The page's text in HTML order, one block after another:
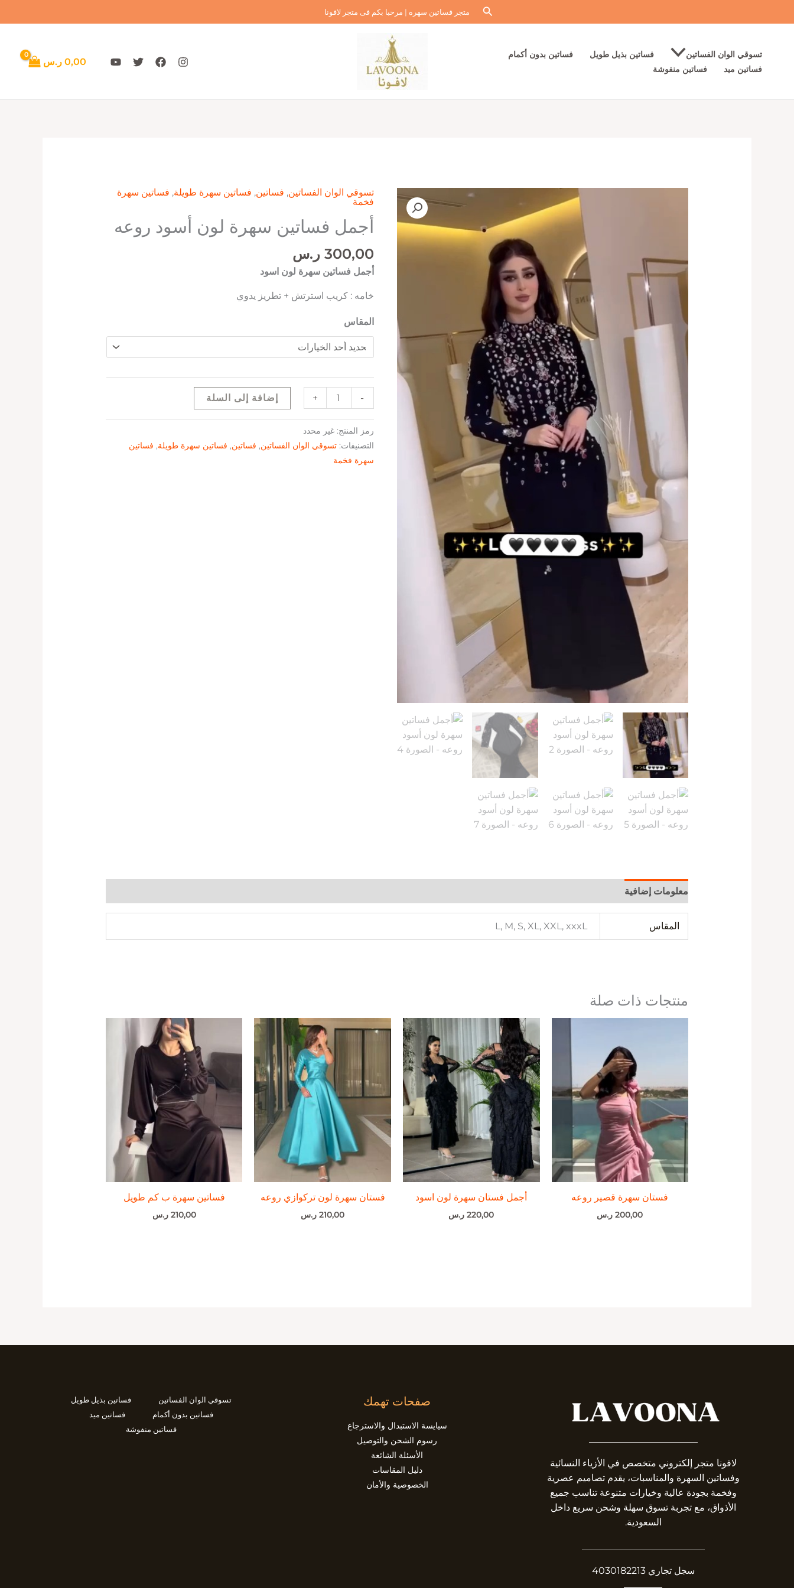
إلى
البحثمتجر فساتين سهره | مرحبا بكم فى متجر لافونا
تسوقي الوان الفساتين فساتين بذيل طويل
فساتين بدون أكمام
فساتين ميد
فساتين منفوشة
0,00 ر.س
تسوقي الوان الفساتين, فساتين, فساتين سهرة طويلة, فساتين سهرة
فخمة
أجمل فساتين سهرة لون أسود روعه
300,00 ر.س
أجمل فساتين سهرة لون اسود
خامه : كريب استرتش + تطريز يدوي
المقاس
-
أسود
+ إضافة إلى السلة
رمز المنتج:غير محدد
التصنيفات:تسوقي الوان الفساتين, فساتين, فساتين سهرة طويلة, فساتين
سهرة فخمة
معلومات إضافية
المقاس L, M, S, XL, XXL, xxxL
منتجات ذات صلة
فستان سهرة قصير روعه
200,00 ر.س
أجمل فستان سهرة لون اسود
220,00 ر.س
فستان سهرة لون تركوازي روعه
210,00 ر.س
فساتين سهرة ب كم طويل
210,00 ر.س
لافونا متجر إلكتروني متخصص في الأزياء النسائية
وفساتين السهرة والمناسبات، يقدم تصاميم عصرية
وفخمة بجودة عالية وخيارات متنوعة تناسب جميع
الأذواق، مع تجربة تسوق سهلة وشحن سريع داخل
السعودية.
سجل تجاري 4030182213
صفحات تهمك
سيايسة الاستبدال والاسترجاع
رسوم الشحن والتوصيل
الأسئلة الشائعة
دليل المقاسات
الخصوصية والأمان
تسوقي الوان الفساتين
فساتين بذيل طويل
فساتين بدون أكمام
فساتين ميد
فساتين منفوشة